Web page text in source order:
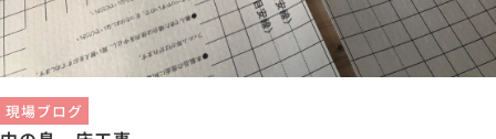
現場ブログ